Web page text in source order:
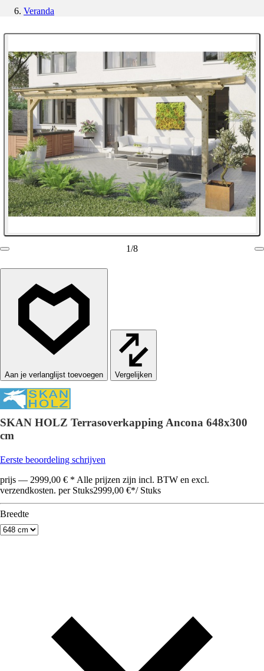
Veranda
1/8
Vergelijken
SKAN HOLZ Terrasoverkapping Ancona 648x300
cm
Eerste beoordeling schrijven
prijs — 2999,00 € * Alle prijzen zijn incl. BTW en excl.
verzendkosten. per Stuks2999,00 €*/ Stuks
Breedte